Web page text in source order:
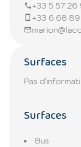
Taxe foncière
Pas
contacter
+33 5 57 26
+33 6 68 89
Surfaces
Pas
Surfaces
Bus